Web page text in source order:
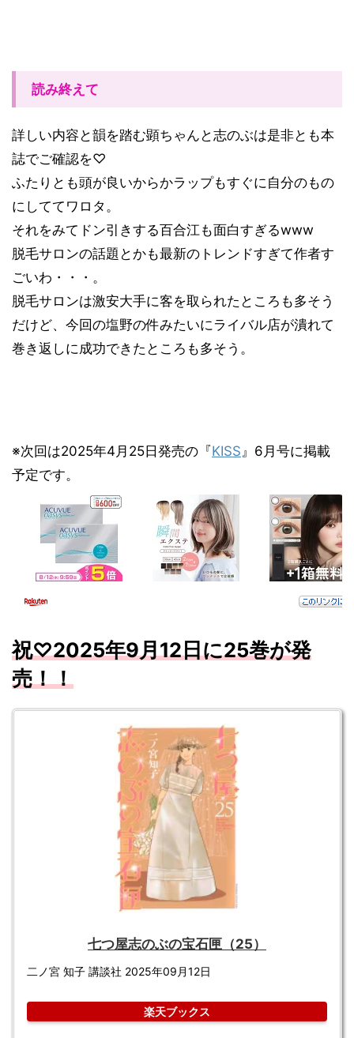
読み終えて
詳しい内容と韻を踏む顕ちゃんと志のぶは是非とも本
誌でご確認を♡
ふたりとも頭が良いからかラップもすぐに自分のもの
にしててワロタ。
それをみてドン引きする百合江も面白すぎるwww
脱毛サロンの話題とかも最新のトレンドすぎて作者す
ごいわ・・・。
脱毛サロンは激安大手に客を取られたところも多そう
だけど、今回の塩野の件みたいにライバル店が潰れて
巻き返しに成功できたところも多そう。
※次回は2025年4月25日発売の『KISS』6月号に掲載
予定です。
祝♡2025年9月12日に25巻が発
売！！
七つ屋志のぶの宝石匣（25）
二ノ宮 知子 講談社 2025年09月12日
楽天ブックス